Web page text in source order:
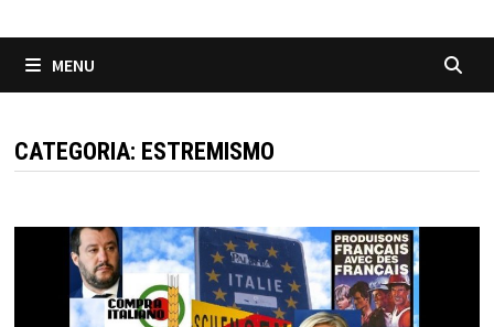
MENU
CATEGORIA: ESTREMISMO